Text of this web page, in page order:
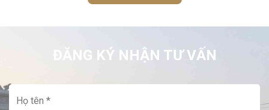
ĐĂNG KÝ NHẬN TƯ VẤN